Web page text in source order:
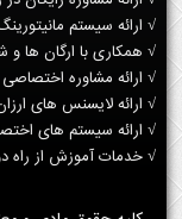
√ ارائه سیستم
√ همکاری با ارگان ها
√ ارائه مشاوره
√ ارائه لایسنس های
√ ارائه سیستم های
√ خدمات آموزش از راه